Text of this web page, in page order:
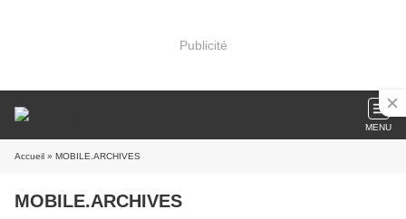
Publicité
MENU
Accueil » MOBILE.ARCHIVES
MOBILE.ARCHIVES